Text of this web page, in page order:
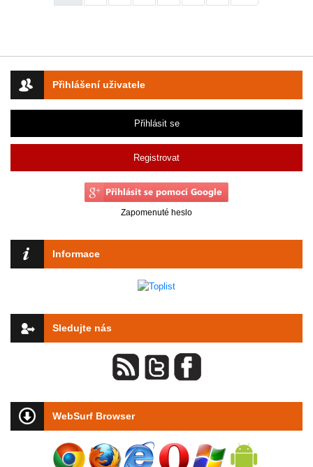
Přihlášení uživatele
Přihlásit se
Registrovat
Zapomenuté heslo
Informace
Sledujte nás
WebSurf Browser